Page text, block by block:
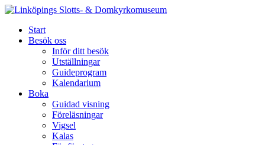
Start
Besök oss
Inför ditt besök
Utställningar
Guideprogram
Kalendarium
Boka
Guidad visning
Föreläsningar
Vigsel
Kalas